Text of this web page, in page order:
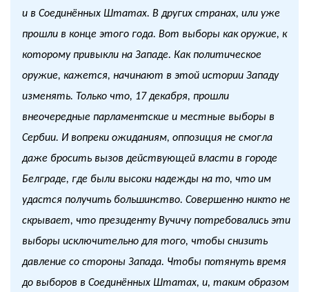
и в Соединённых Штатах. В других странах, или уже
прошли в конце этого года. Вот выборы как оружие, к
которому привыкли на Западе. Как политическое
оружие, кажется, начинают в этой истории Западу
изменять. Только что, 17 декабря, прошли
внеочередные парламентские и местные выборы в
Сербии. И вопреки ожиданиям, оппозиция не смогла
даже бросить вызов действующей власти в городе
Белграде, где были высоки надежды на то, что им
удастся получить большинство. Совершенно никто не
скрывает, что президенту Вучичу потребовались эти
выборы исключительно для того, чтобы снизить
давление со стороны Запада. Чтобы потянуть время
до выборов в Соединённых Штатах, и, таким образом